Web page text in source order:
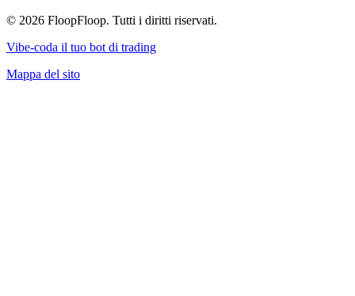
© 2026 FloopFloop. Tutti i diritti riservati.
Vibe-coda il tuo bot di trading
Mappa del sito